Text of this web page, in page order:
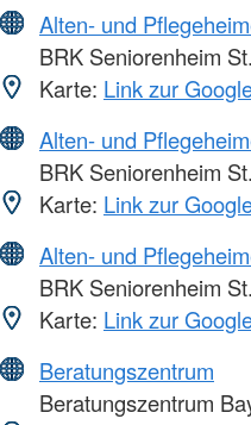
Alten- und
BRK Seniorenheim
Karte: Link zur
Alten- und
BRK Seniorenheim
Karte: Link zur
Alten- und
BRK Seniorenheim
Karte: Link zur
Beratungszentrum
Beratungszentrum